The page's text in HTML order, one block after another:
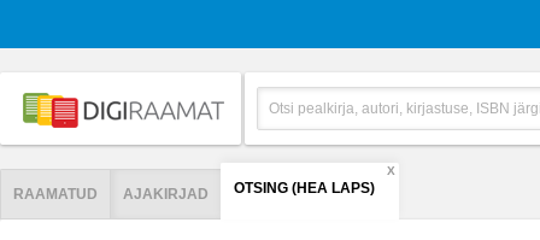
RAAMATUD AJAKIRJAD OTSING (HEA LAPS)
X